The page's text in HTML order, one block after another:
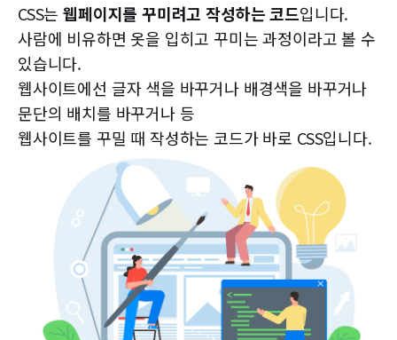
CSS는웹페이지를 꾸미려고 작성하는 코드입니다.
사람에 비유하면 옷을 입히고 꾸미는 과정이라고 볼 수
있습니다.
웹사이트에선 글자 색을 바꾸거나 배경색을 바꾸거나
문단의 배치를 바꾸거나 등
웹사이트를 꾸밀 때 작성하는 코드가 바로 CSS입니다.